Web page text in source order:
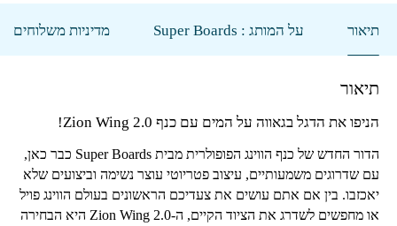
תיאור על המותג : Super Boards מדיניות משלוחים
תיאור
הניפו את הדגל בגאווה על המים עם כנף Zion Wing 2.0
!
הדור החדש של כנף הווינג הפופולרית מבית Super Boards כבר כאן,
עם שדרוגים משמעותיים, עיצוב פטריוטי עוצר נשימה וביצועים שלא
יאכזבו. בין אם אתם עושים את צעדיכם הראשונים בעולם הווינג פויל
או מחפשים לשדרג את הציוד הקיים, ה-Zion Wing 2.0 היא הבחירה